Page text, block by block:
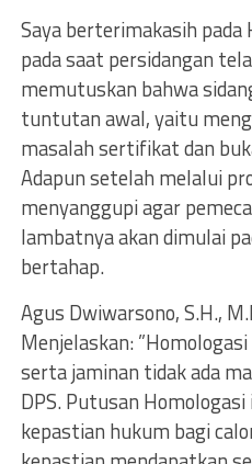
Saya berterimakasih pada
pada saat persidangan
memutuskan bahwa
tuntutan awal, yaitu
masalah sertifikat dan
Adapun setelah melalui
menyanggupi agar
lambatnya akan dimulai
bertahap.
Agus Dwiwarsono, S.H.,
Menjelaskan:
serta jaminan tidak ada
DPS. Putusan
kepastian hukum bagi